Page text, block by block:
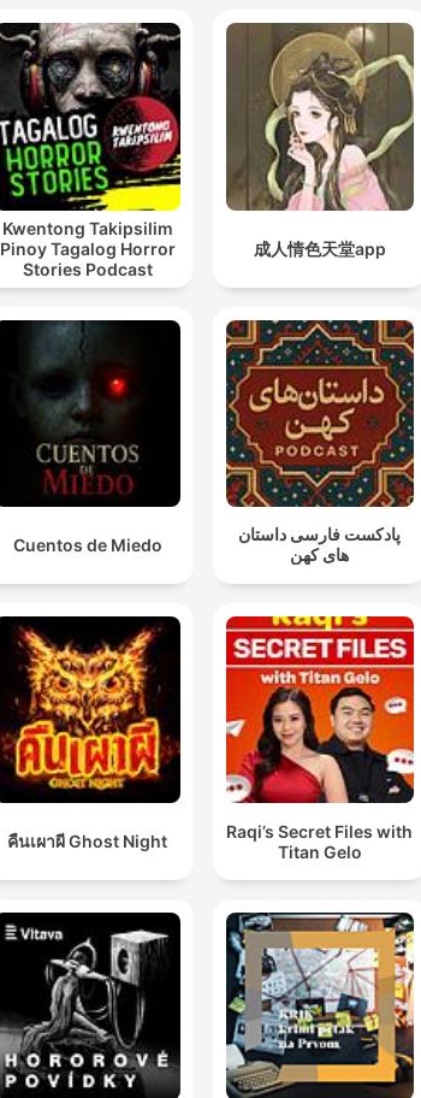
Kwentong Takipsilim
Pinoy Tagalog Horror
Stories Podcast
成人情色天堂app
Cuentos de Miedo
پادکست فارسی داستان
های کهن
คืนเผาผี Ghost Night
Raqi’s Secret Files with
Titan Gelo